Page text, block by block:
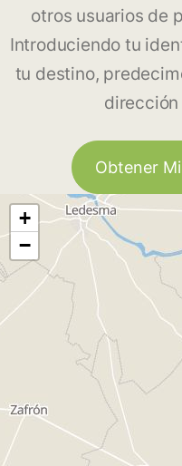
otros usuarios de
Introduciendo tu
tu destino,
dirección
Obtener
+
−